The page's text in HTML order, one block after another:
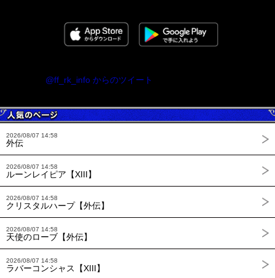
@ff_rk_info からのツイート
2026/08/07 14:58
外伝
2026/08/07 14:58
ルーンレイピア【XIII】
2026/08/07 14:58
クリスタルハープ【外伝】
2026/08/07 14:58
天使のローブ【外伝】
2026/08/07 14:58
ラバーコンシャス【XIII】